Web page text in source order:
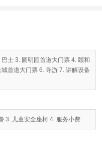
士 3. 圆明园首道大门票 4. 颐和
首道大门票 6. 导游 7. 讲解设备
3. 儿童安全座椅 4. 服务小费